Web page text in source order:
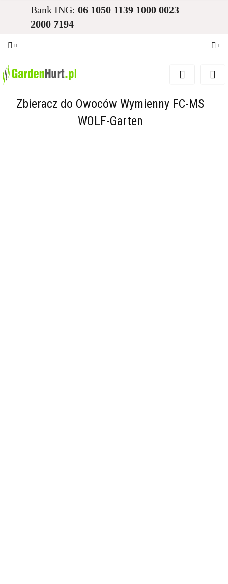
Bank ING: 06 1050 1139 1000 0023
2000 7194
Zaloguj się
Dodaj zgłoszenie
Zbieracz do Owoców Wymienny FC-MS
WOLF-Garten